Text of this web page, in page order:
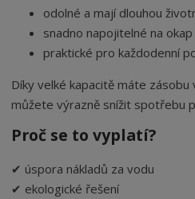
odolné a mají dlouhou
snadno napojitelné na okap
praktické pro každodenní
Díky velké kapacitě máte
můžete výrazně snížit spotřebu
Proč se to vyplatí?
✔ úspora nákladů za vodu
✔ ekologické řešení